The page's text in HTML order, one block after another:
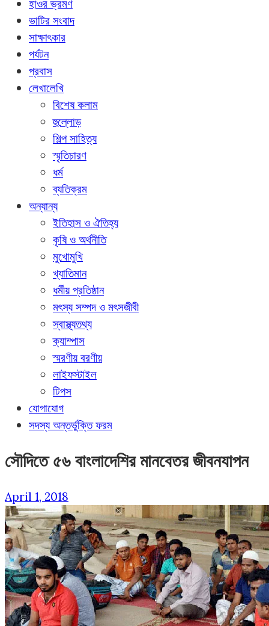
হাওর ভ্রমণ
ভাটির সংবাদ
সাক্ষাৎকার
পর্যটন
প্রবাস
লেখালেখি
বিশেষ কলাম
হুল্লোড়
শিল্প সাহিত্য
স্মৃতিচারণ
ধর্ম
ব্যতিক্রম
অন্যান্য
ইতিহাস ও ঐতিহ্য
কৃষি ও অর্থনীতি
মুখোমুখি
খ্যাতিমান
ধর্মীয় প্রতিষ্ঠান
মৎস্য সম্পদ ও মৎসজীবী
স্বাস্থ্যতথ্য
ক্যাম্পাস
স্মরণীয় বরণীয়
লাইফস্টাইল
টিপস
যোগাযোগ
সদস্য অন্তর্ভুক্তি ফরম
সৌদিতে ৫৬ বাংলাদেশির মানবেতর জীবনযাপন
April 1, 2018